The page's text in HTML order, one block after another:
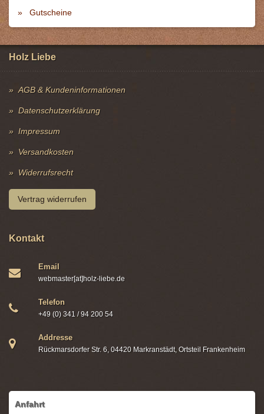
Gutscheine
Holz Liebe
AGB & Kundeninformationen
Datenschutzerklärung
Impressum
Versandkosten
Widerrufsrecht
Vertrag widerrufen
Kontakt
Email
webmaster[at]holz-liebe.de
Telefon
+49 (0) 341 / 94 200 54
Addresse
Rückmarsdorfer Str. 6, 04420 Markranstädt, Ortsteil Frankenheim
Anfahrt